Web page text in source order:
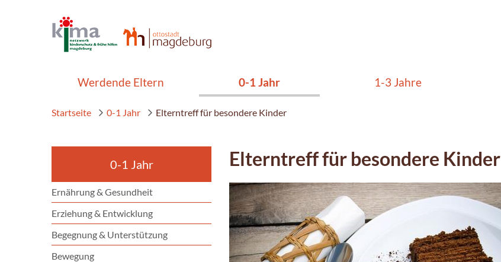
Werdende Eltern 0-1 Jahr 1-3 Jahre
Startseite 0-1 Jahr Elterntreff für besondere Kinder
0-1 Jahr
Ernährung & Gesundheit
Erziehung & Entwicklung
Begegnung & Unterstützung
Bewegung
Elterntreff für besondere Kinder